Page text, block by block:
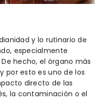
y lo rutinario de
especialmente
hecho, el órgano más
por esto es uno de los
directo de las
la contaminación o el